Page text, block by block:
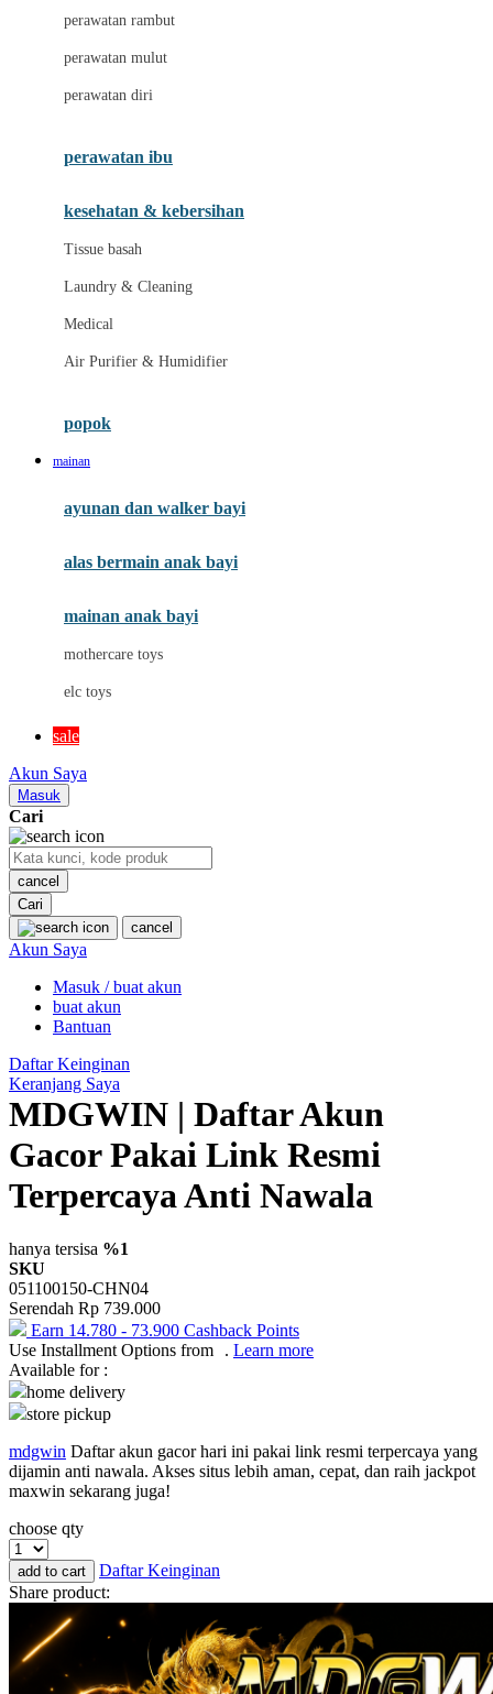
MATCHBOX
MiaMily
Momcozy
My K
Nike
Nordic Natural
Nuby
Nuna
O
Okiedog
Paw Patrol
Peachy
Phanpy
Pigeon
Playgro
Puma
Pureats
perawatan rambut
perawatan mulut
perawatan diri
perawatan ibu
kesehatan & kebersihan
Tissue basah
Laundry & Cleaning
Medical
Air Purifier & Humidifier
popok
mainan
ayunan dan walker bayi
alas bermain anak bayi
mainan anak bayi
mothercare toys
elc toys
sale
Akun Saya
Masuk
Cari
cancel
Cari
cancel
Akun Saya
Masuk / buat akun
buat akun
Bantuan
Daftar Keinginan
Keranjang Saya
MDGWIN | Daftar Akun
Gacor Pakai Link Resmi
Terpercaya Anti Nawala
hanya tersisa %1
SKU
051100150-CHN04
Serendah Rp 739.000
Earn 14.780 - 73.900 Cashback Points
Use Installment Options from
. Learn more
Available for :
home delivery
store pickup
mdgwin Daftar akun gacor hari ini pakai link resmi terpercaya yang
dijamin anti nawala. Akses situs lebih aman, cepat, dan raih jackpot
maxwin sekarang juga!
choose qty
add to cart
Daftar Keinginan
Share product: